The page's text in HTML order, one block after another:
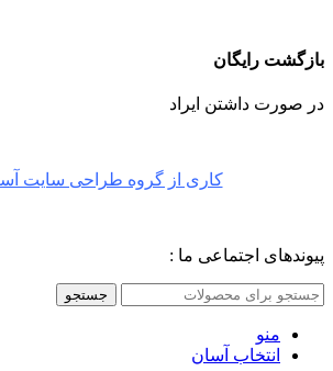
بازگشت رایگان
در صورت داشتن ایراد
کاری از گروه طراحی سایت
پیوندهای اجتماعی ما :
جستجو
منو
انتخاب آسان